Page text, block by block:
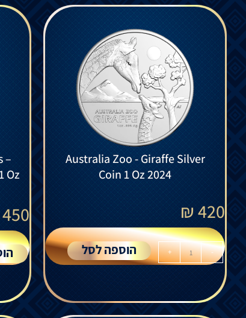
Australia Zoo - Giraffe Silver
Coin 1 Oz 2024
420
₪
-
+ הוספה לסל
–
Oz
450